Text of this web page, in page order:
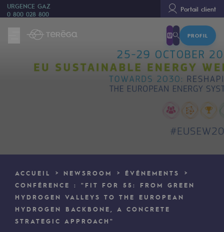
URGENCE GAZ
0 800 028 800
Portail client
PROFIL
Nous sommes
Nous sommes
Une organisation adaptative et ouverte
Une organisation adaptative et
Digitalisation
ACCUEIL NEWSROOM
ÉVÉNEMENTS
CONFÉRENCE : "FIT FOR 55: FROM GREEN
HYDROGEN VALLEYS TO THE EUROPEAN
HYDROGEN BACKBONE, A CONCRETE
STRATEGIC APPROACH"